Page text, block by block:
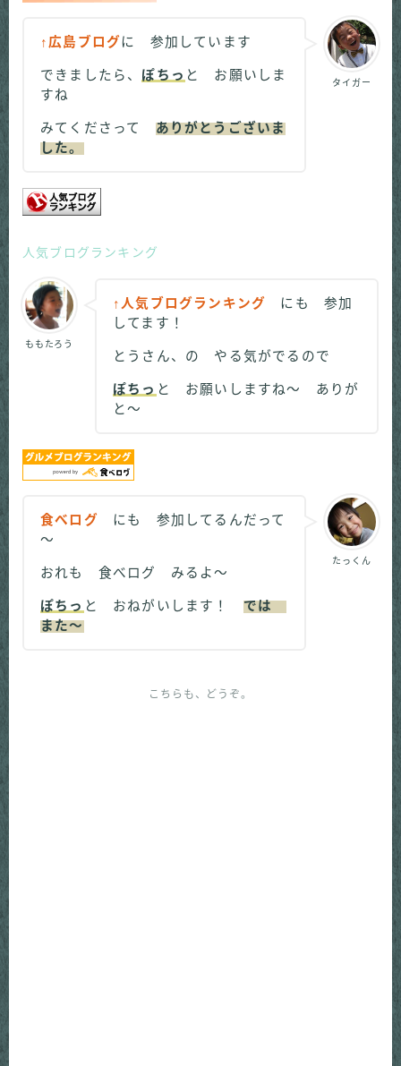
タイガー
↑広島ブログに 参加しています
できましたら、 ぽちっ と お願いしま
すね
みてくださって ありがとうございま
した。
人気ブログランキング
ももたろう
↑人気ブログランキング
にも 参加
してます！
とうさん、の やる気がでるので
ぽちっ と お願いしますね～ ありが
と～
たっくん
食べログ
にも 参加してるんだって
～
おれも 食べログ みるよ～
ぽちっ と おねがいします！ では
また～
こちらも、どうぞ。